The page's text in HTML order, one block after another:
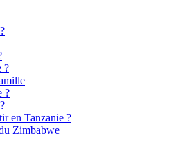
?
?
en Tanzanie ?
Zimbabwe